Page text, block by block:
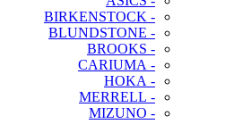
- BIRKENSTOCK
- BLUNDSTONE
- BROOKS
- CARIUMA
- HOKA
- MERRELL
- MIZUNO